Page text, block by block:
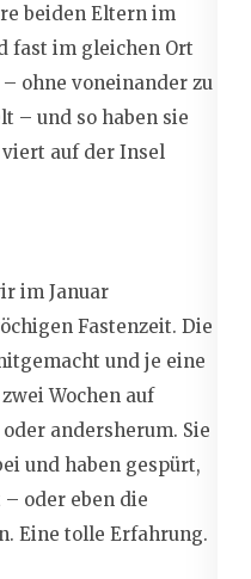
beiden Eltern im
fast im gleichen Ort
ohne voneinander zu
– und so haben sie
auf der Insel
im Januar
Fastenzeit. Die
und je eine
Wochen auf
andersherum. Sie
und haben gespürt,
oder eben die
Eine tolle Erfahrung.